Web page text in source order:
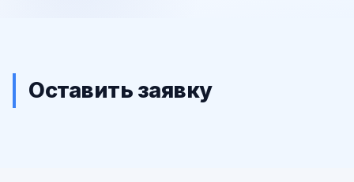
Оставить заявку